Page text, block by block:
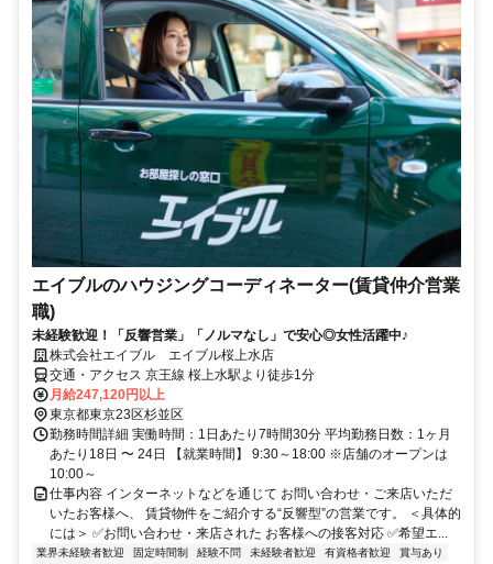
エイブルのハウジングコーディネーター(賃貸仲介営業
職)
未経験歓迎！「反響営業」「ノルマなし」で安心◎女性活躍中♪
株式会社エイブル エイブル桜上水店
交通・アクセス 京王線 桜上水駅より徒歩1分
月給247,120円以上
東京都東京23区杉並区
勤務時間詳細 実働時間：1日あたり7時間30分 平均勤務日数：1ヶ月
あたり18日 〜 24日 【就業時間】 9:30～18:00 ※店舗のオープンは
10:00～
仕事内容 インターネットなどを通じて お問い合わせ・ご来店いただ
いたお客様へ、 賃貸物件をご紹介する“反響型”の営業です。 ＜具体的
には＞ ✅お問い合わせ・来店された お客様への接客対応 ✅希望エ...
業界未経験者歓迎 固定時間制 経験不問 未経験者歓迎 有資格者歓迎 賞与あり